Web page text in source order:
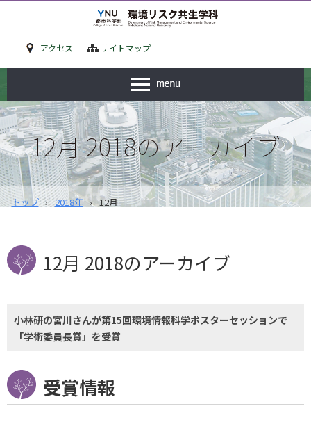
アクセス サイトマップ
12月 2018のアーカイブ
トップ › 2018年 › 12月
12月 2018のアーカイブ
小林研の宮川さんが第15回環境情報科学ポスターセッションで
「学術委員長賞」を受賞
受賞情報